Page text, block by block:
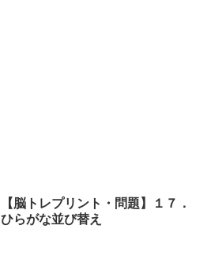
【脳トレプリント・問題】１７．
ひらがな並び替え